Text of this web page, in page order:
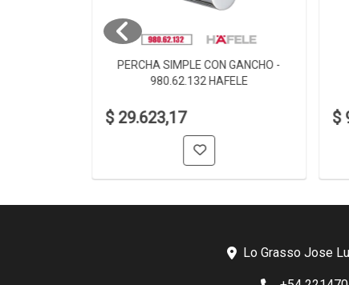
PERCHA SIMPLE CON GANCHO -
980.62.132 HAFELE
$ 29.623,17 $
Lo Grasso Jose